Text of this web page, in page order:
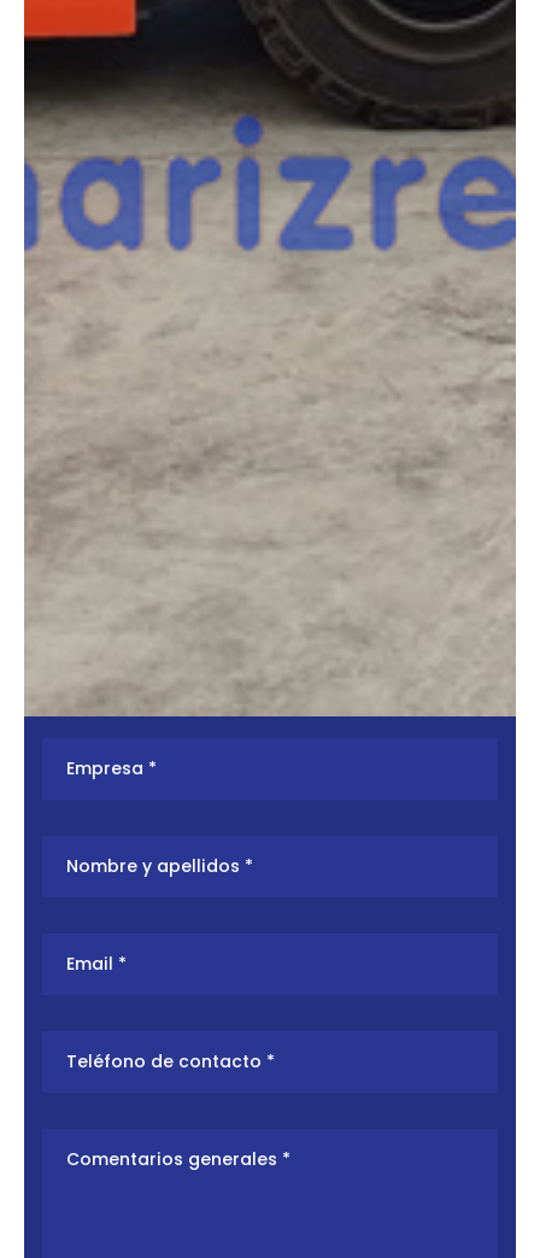
esta máquina?
Rellena este formulario y recibiremos tu solicitud
sobre esta máquina para ponernos en contacto
directo contigo.
Toyota 02-8FDF25